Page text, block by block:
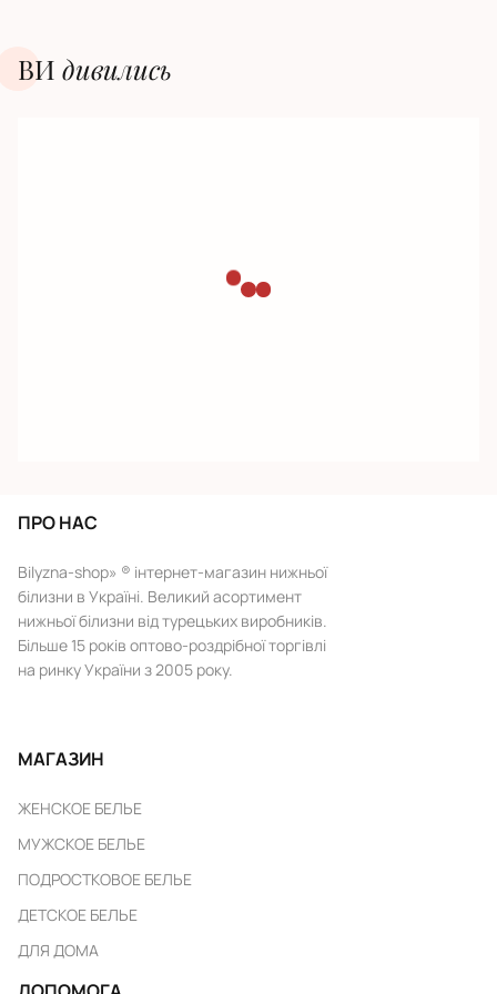
ВИ дивилиcь
ПРО НАС
Bilyzna-shop» ® інтернет-магазин нижньої
білизни в Україні. Великий асортимент
нижньої білизни від турецьких виробників.
Більше 15 років оптово-роздрібної торгівлі
на ринку України з 2005 року.
МАГАЗИН
ЖЕНСКОЕ БЕЛЬЕ
МУЖСКОЕ БЕЛЬЕ
ПОДРОСТКОВОЕ БЕЛЬЕ
ДЕТСКОЕ БЕЛЬЕ
ДЛЯ ДОМА